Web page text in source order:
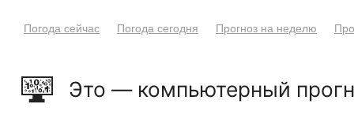
Погода сейчас Погода сегодня Прогноз на неделю
Это — компьютерный